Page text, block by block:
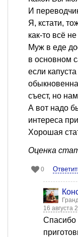
И
Я, кстати,
как-то всё
Муж в еде
в основном
если
съест, но
А вот надо
интереса
Хорошая
Оценка
0
16 августа
Спасибо